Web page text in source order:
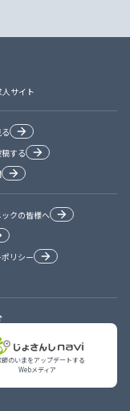
サイト
する
クの皆様へ
リシー
師のいまをアップデートする
Webメディア